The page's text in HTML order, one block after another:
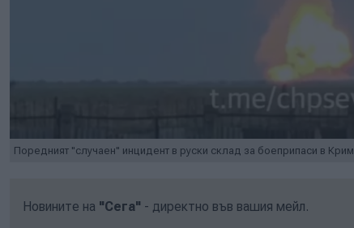
Поредният "случаен" инцидент в руски склад за боеприпаси в Крим
Новините на "Сега" - директно във вашия мейл.